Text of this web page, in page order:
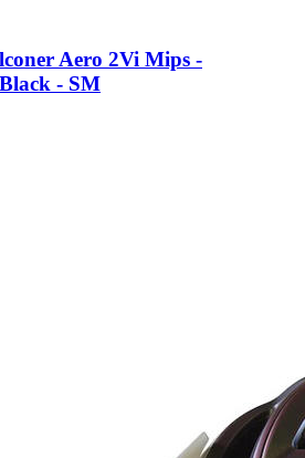
Aero 2Vi Mips -
- SM